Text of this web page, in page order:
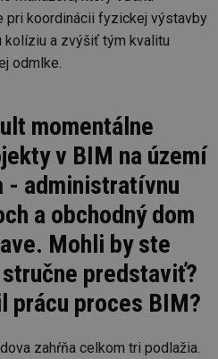
pri koordinácii fyzickej výstavby
kolíziu a zvýšiť tým kvalitu
odmlke.
momentálne
v BIM na území
- administratívnu
a obchodný dom
Mohli by ste
predstaviť?
prácu proces BIM?
zahŕňa celkom tri podlažia.